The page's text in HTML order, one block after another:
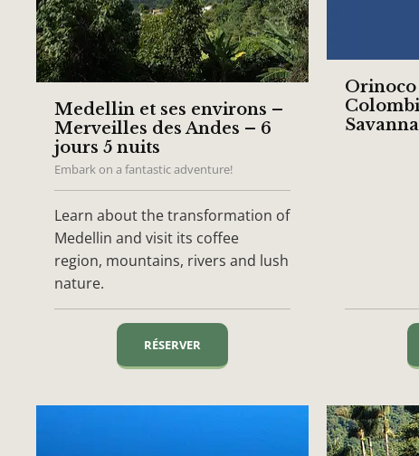
Medellin et ses environs –
Merveilles des Andes – 6
jours 5 nuits
Embark on a fantastic adventure!
Learn about the transformation of
Medellin and visit its coffee
region, mountains, rivers and lush
nature.
RÉSERVER